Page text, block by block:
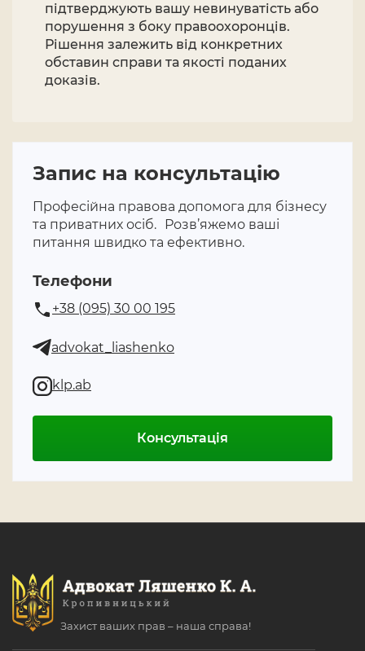
підтверджують вашу невинуватість або
порушення з боку правоохоронців.
Рішення залежить від конкретних
обставин справи та якості поданих
доказів.
Запис на консультацію
Професійна правова допомога для бізнесу
та приватних осіб. Розв’яжемо ваші
питання швидко та ефективно.
Телефони
+38 (095) 30 00 195
advokat_liashenko
klp.ab
Консультація
Захист ваших прав – наша справа!